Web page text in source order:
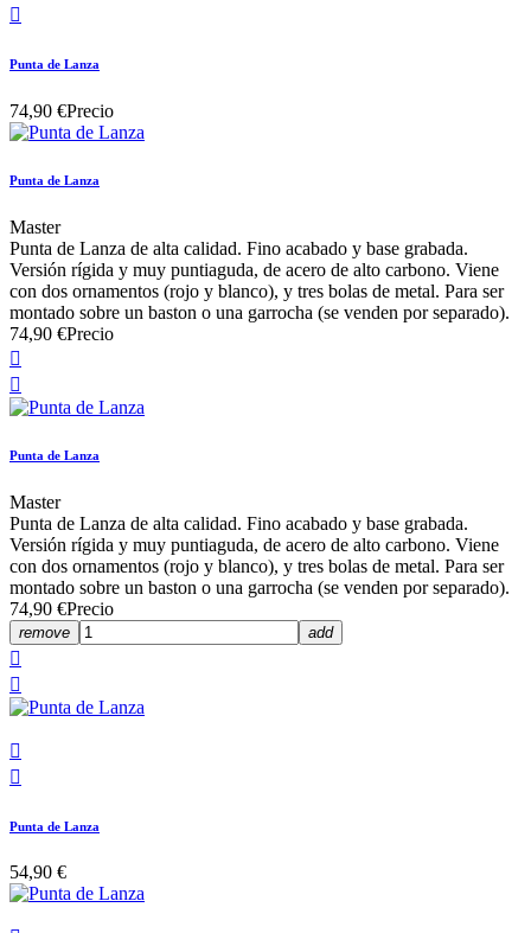

Punta de Lanza
74,90 €Precio
Punta de Lanza
Master
Punta de Lanza de alta calidad. Fino acabado y base grabada.
Versión rígida y muy puntiaguda, de acero de alto carbono. Viene
con dos ornamentos (rojo y blanco), y tres bolas de metal. Para ser
montado sobre un baston o una garrocha (se venden por separado).
74,90 €Precio


Punta de Lanza
Master
Punta de Lanza de alta calidad. Fino acabado y base grabada.
Versión rígida y muy puntiaguda, de acero de alto carbono. Viene
con dos ornamentos (rojo y blanco), y tres bolas de metal. Para ser
montado sobre un baston o una garrocha (se venden por separado).
74,90 €Precio
remove add




Punta de Lanza
54,90 €